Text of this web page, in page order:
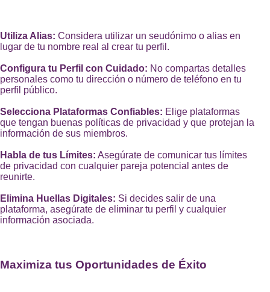
Utiliza Alias: Considera utilizar un seudónimo o alias en
lugar de tu nombre real al crear tu perfil.
Configura tu Perfil con Cuidado: No compartas detalles
personales como tu dirección o número de teléfono en tu
perfil público.
Selecciona Plataformas Confiables: Elige plataformas
que tengan buenas políticas de privacidad y que protejan la
información de sus miembros.
Habla de tus Límites: Asegúrate de comunicar tus límites
de privacidad con cualquier pareja potencial antes de
reunirte.
Elimina Huellas Digitales: Si decides salir de una
plataforma, asegúrate de eliminar tu perfil y cualquier
información asociada.
Maximiza tus Oportunidades de Éxito